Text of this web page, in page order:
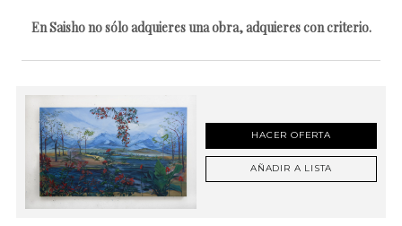
En Saisho no sólo adquieres una obra, adquieres con criterio.
HACER OFERTA
AÑADIR A LISTA